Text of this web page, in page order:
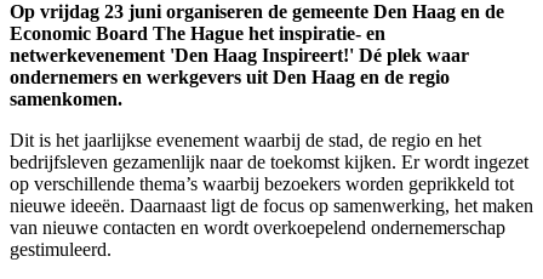
Op vrijdag 23 juni organiseren de gemeente Den Haag en de
Economic Board The Hague het inspiratie- en
netwerkevenement 'Den Haag Inspireert!' Dé plek waar
ondernemers en werkgevers uit Den Haag en de regio
samenkomen.
Dit is het jaarlijkse evenement waarbij de stad, de regio en het
bedrijfsleven gezamenlijk naar de toekomst kijken. Er wordt ingezet
op verschillende thema’s waarbij bezoekers worden geprikkeld tot
nieuwe ideeën. Daarnaast ligt de focus op samenwerking, het maken
van nieuwe contacten en wordt overkoepelend ondernemerschap
gestimuleerd.